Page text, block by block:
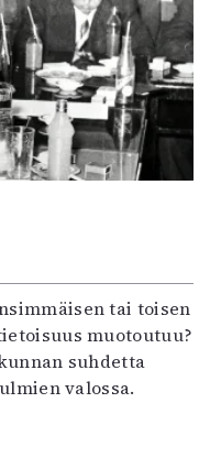
tai toisen
muotoutuu?
suhdetta
valossa.